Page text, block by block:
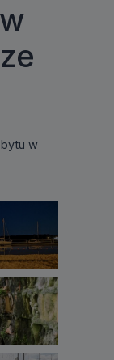
w